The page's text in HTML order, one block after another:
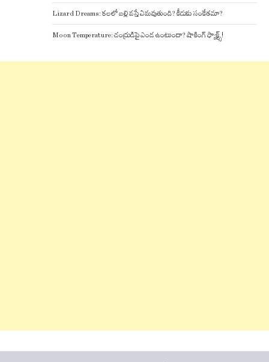
Lizard Dreams: కలలో బల్లి వస్తే ఏమవుతుంది? కీడుకు సంకేతమా?
Moon Temperature: చంద్రుడిపై ఎండ ఉంటుందా? షాకింగ్ ఫ్యాక్ట్స్!